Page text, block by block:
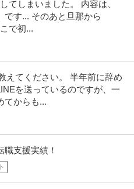
てしまいました。 内容は、
です... そのあと旦那から
で初...
えてください。 半年前に辞め
を送っているのですが、一
てからも...
支援実績！